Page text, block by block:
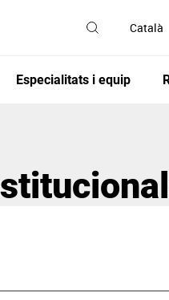
Especialitats i equip